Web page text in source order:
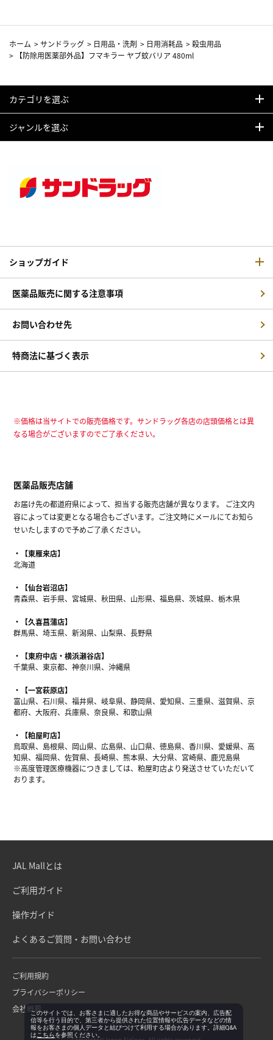
ホーム >サンドラッグ > 日用品・洗剤 > 日用消耗品 >殺虫用品
>
【防除用医薬部外品】フマキラー ヤブ蚊バリア 480ml
カテゴリを選ぶ
ジャンルを選ぶ
ショップガイド
医薬品販売に関する注意事項
お問い合わせ先
特商法に基づく表示
※価格は当サイトでの販売価格です。サンドラッグ各店の店頭価格とは異
なる場合がございますのでご了承ください。
医薬品販売店舗
お届け先の都道府県によって、担当する販売店舗が異なります。 ご注文内
容によっては変更となる場合もございます。ご注文時にメールにてお知ら
せいたしますので予めご了承ください。
【東雁来店】
北海道
【仙台岩沼店】
青森県、岩手県、宮城県、秋田県、山形県、福島県、茨城県、栃木県
【久喜菖蒲店】
群馬県、埼玉県、新潟県、山梨県、長野県
【東府中店・横浜瀬谷店】
千葉県、東京都、神奈川県、沖縄県
【一宮萩原店】
富山県、石川県、福井県、岐阜県、静岡県、愛知県、三重県、滋賀県、京
都府、大阪府、兵庫県、奈良県、和歌山県
【粕屋町店】
鳥取県、島根県、岡山県、広島県、山口県、徳島県、香川県、愛媛県、高
知県、福岡県、佐賀県、長崎県、熊本県、大分県、宮崎県、鹿児島県
※高度管理医療機器につきましては、粕屋町店より発送させていただいて
おります。
JAL Mallとは
ご利用ガイド
操作ガイド
よくあるご質問・お問い合わせ
ご利用規約
プライバシーポリシー
会社概要このサイトでは、お客さまに適したお得な商品やサービスの案内、広告配
信等を行う目的で、第三者から提供された位置情報や広告データなどの情
報をお客さまの個人データと結びつけて利用する場合があります。詳細Q&A
は こちらを参照ください。